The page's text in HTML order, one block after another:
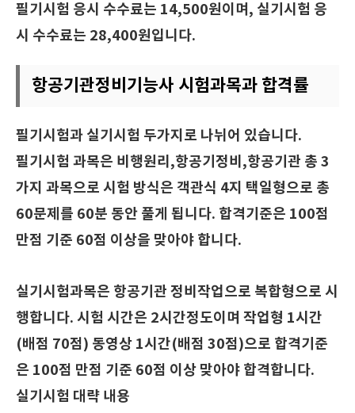
필기시험 응시 수수료는 14,500원이며, 실기시험 응
시 수수료는 28,400원입니다.
항공기관정비기능사 시험과목과 합격률
필기시험과 실기시험 두가지로 나뉘어 있습니다.
필기시험 과목은 비행원리,항공기정비,항공기관 총 3
가지 과목으로 시험 방식은 객관식 4지 택일형으로 총
60문제를 60분 동안 풀게 됩니다. 합격기준은 100점
만점 기준 60점 이상을 맞아야 합니다.
실기시험과목은 항공기관 정비작업으로 복합형으로 시
행합니다. 시험 시간은 2시간정도이며 작업형 1시간
(배점 70점) 동영상 1시간(배점 30점)으로 합격기준
은 100점 만점 기준 60점 이상 맞아야 합격합니다.
실기시험 대략 내용